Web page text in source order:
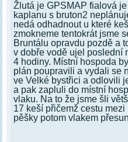
Žlutá je GPSMAP fialová
kaplanu s bruton2
nedá odhadnout u které
zmokneme tentokrát jsme
Bruntálu opravdu pozdě a
v dobře vodě ujel poslední
4 hodiny. Místní hospoda
plán poupravili a vydali se
ve Velké bystřici a odlovili
a pak zapluli do místní
vlaku. Na to že jsme šli
17 keší přičemž cestu
pěšky potom vlakem